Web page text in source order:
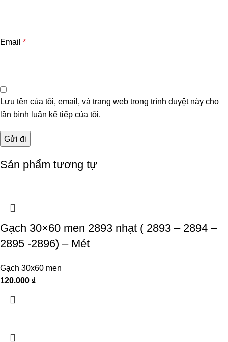
Email *
Lưu tên của tôi, email, và trang web trong trình duyệt này cho
lần bình luận kế tiếp của tôi.
Sản phẩm tương tự
Gạch 30×60 men 2893 nhạt ( 2893 – 2894 –
2895 -2896) – Mét
Gạch 30x60 men
120.000 ₫